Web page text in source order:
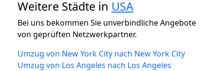
Weitere Städte in USA
Bei uns bekommen Sie unverbindliche Angebote
von geprüften Netzwerkpartner.
Umzug von New York City nach New York City
Umzug von Los Angeles nach Los Angeles